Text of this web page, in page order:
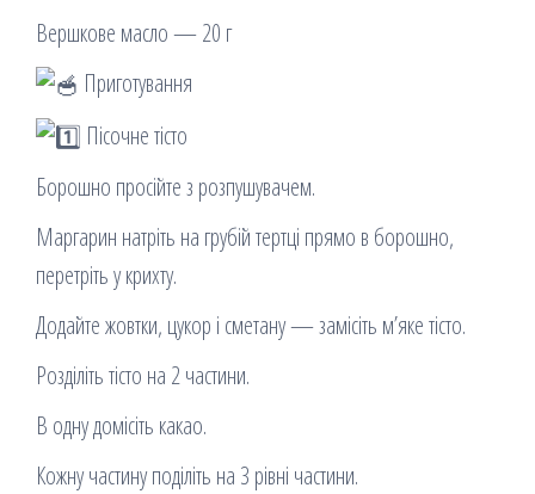
Вершкове масло — 20 г
Приготування
Пісочне тісто
Борошно просійте з розпушувачем.
Маргарин натріть на грубій тертці прямо в борошно,
перетріть у крихту.
Додайте жовтки, цукор і сметану — замісіть м’яке тісто.
Розділіть тісто на 2 частини.
В одну домісіть какао.
Кожну частину поділіть на 3 рівні частини.